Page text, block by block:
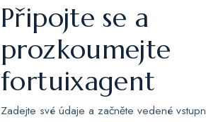
Připojte se a
prozkoumejte
fortuixagent
Zadejte své údaje a začněte vedené